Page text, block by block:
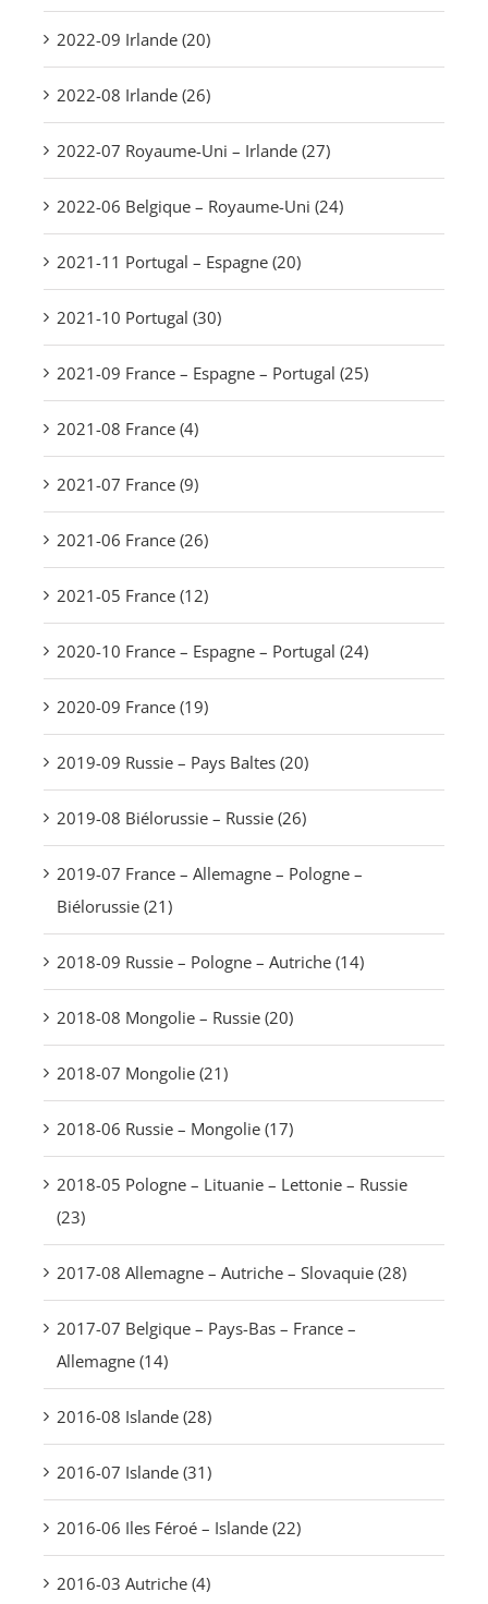
2022-09 Irlande (20)
2022-08 Irlande (26)
2022-07 Royaume-Uni – Irlande (27)
2022-06 Belgique – Royaume-Uni (24)
2021-11 Portugal – Espagne (20)
2021-10 Portugal (30)
2021-09 France – Espagne – Portugal (25)
2021-08 France (4)
2021-07 France (9)
2021-06 France (26)
2021-05 France (12)
2020-10 France – Espagne – Portugal (24)
2020-09 France (19)
2019-09 Russie – Pays Baltes (20)
2019-08 Biélorussie – Russie (26)
2019-07 France – Allemagne – Pologne –
Biélorussie (21)
2018-09 Russie – Pologne – Autriche (14)
2018-08 Mongolie – Russie (20)
2018-07 Mongolie (21)
2018-06 Russie – Mongolie (17)
2018-05 Pologne – Lituanie – Lettonie – Russie
(23)
2017-08 Allemagne – Autriche – Slovaquie (28)
2017-07 Belgique – Pays-Bas – France –
Allemagne (14)
2016-08 Islande (28)
2016-07 Islande (31)
2016-06 Iles Féroé – Islande (22)
2016-03 Autriche (4)